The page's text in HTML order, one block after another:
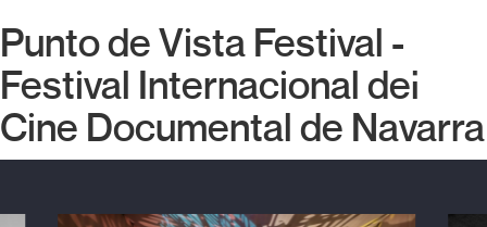
Punto de Vista Festival -
Festival Internacional del
Cine Documental de Navarra